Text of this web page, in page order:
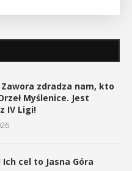
zdradza nam, kto
Myślenice. Jest
IV Ligi!
cel to Jasna Góra